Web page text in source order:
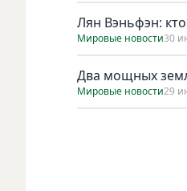
Лян Вэньфэн:
Мировые новости30
Два мощных
Мировые новости29